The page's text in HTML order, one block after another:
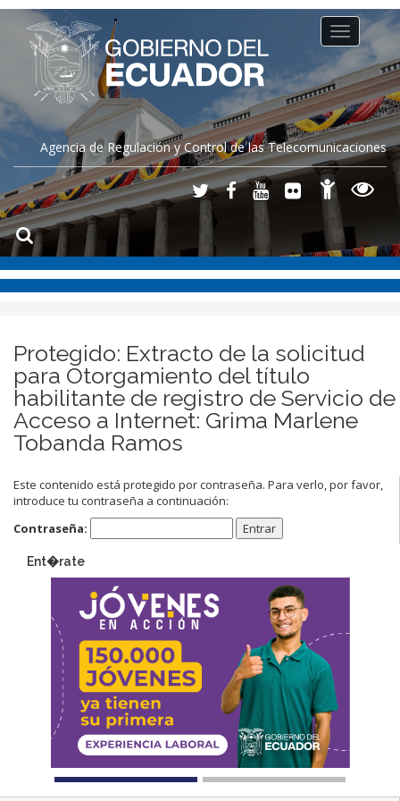
Agencia de Regulación y Control de las Telecomunicaciones
Toggle
navigation
Protegido: Extracto de la solicitud
para Otorgamiento del título
habilitante de registro de Servicio de
Acceso a Internet: Grima Marlene
Tobanda Ramos
Este contenido está protegido por contraseña. Para verlo, por favor,
introduce tu contraseña a continuación:
Contraseña:
Ent�rate